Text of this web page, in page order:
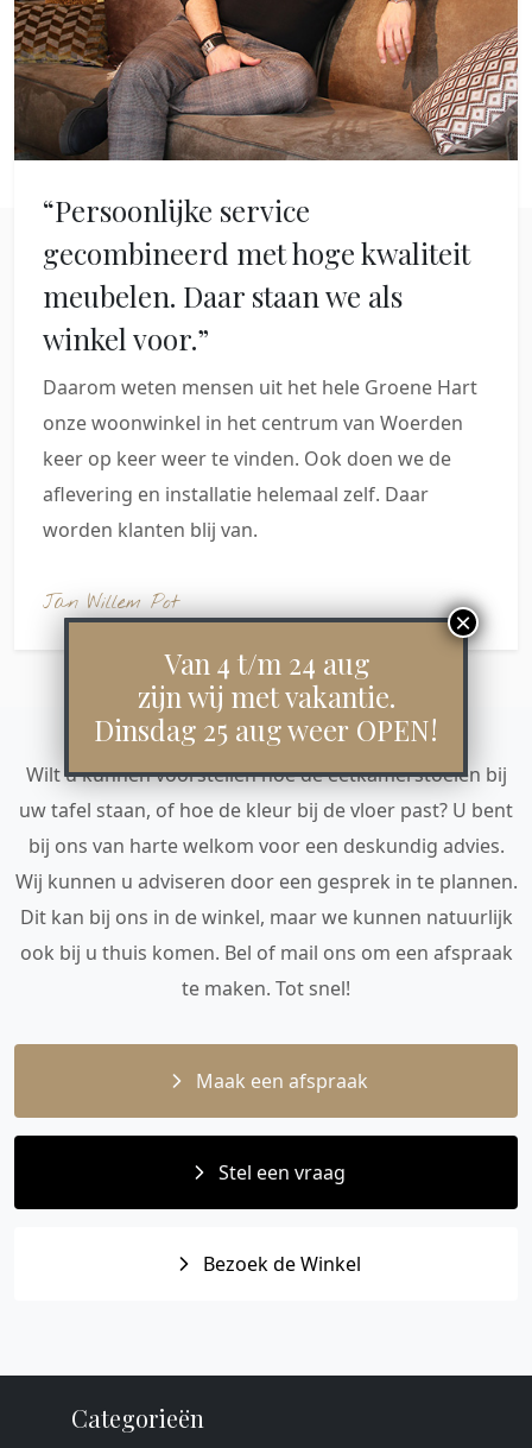
“Persoonlijke service
gecombineerd met hoge kwaliteit
meubelen. Daar staan we als
winkel voor.”
Daarom weten mensen uit het hele Groene Hart
onze woonwinkel in het centrum van Woerden
keer op keer weer te vinden. Ook doen we de
aflevering en installatie helemaal zelf. Daar
worden klanten blij van.
Jan Willem Pot
Contact
VRAGEN OF ADVIES
Wilt u kunnen voorstellen hoe de eetkamerstoelen bij
uw tafel staan, of hoe de kleur bij de vloer past? U bent
bij ons van harte welkom voor een deskundig advies.
Wij kunnen u adviseren door een gesprek in te plannen.
Dit kan bij ons in de winkel, maar we kunnen natuurlijk
ook bij u thuis komen. Bel of mail ons om een afspraak
te maken. Tot snel!
Maak een afspraak
Stel een vraag
Bezoek de Winkel
Categorieën
Van 4 t/m 24 aug
zijn wij met vakantie.
Dinsdag 25 aug weer OPEN!